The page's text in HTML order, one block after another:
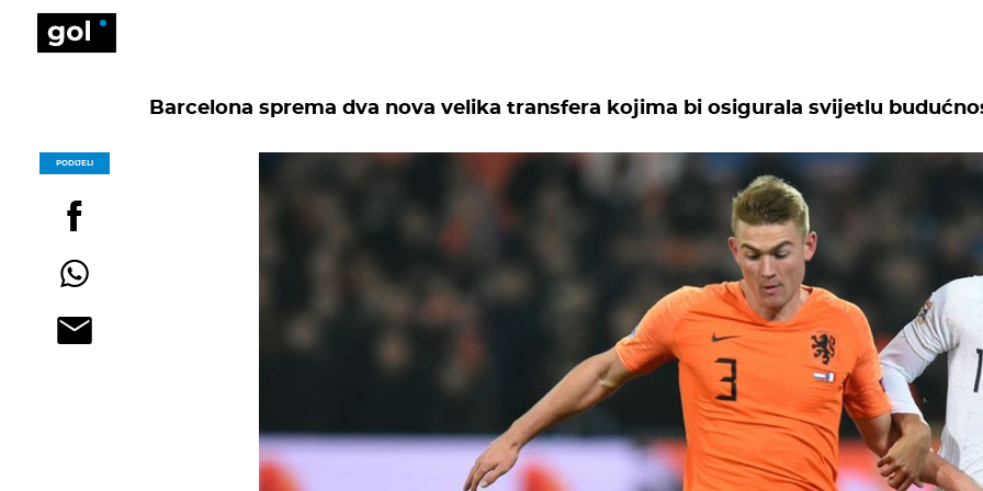
Barcelona sprema dva nova velika transfera kojima bi osigurala svijetlu
PODIJELI
POGLEDAJ